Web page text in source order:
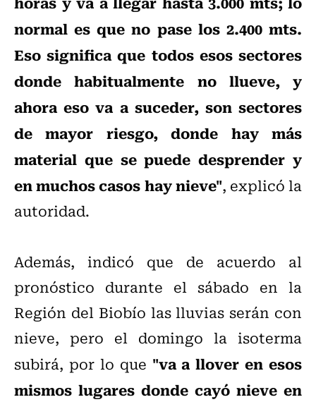
normal es que no pase los 2.400 mts.
Eso significa que todos esos sectores
donde habitualmente no llueve, y
ahora eso va a suceder, son sectores
de mayor riesgo, donde hay más
material que se puede desprender y
en muchos casos hay nieve", explicó la
autoridad.
Además, indicó que de acuerdo al
pronóstico durante el sábado en la
Región del Biobío las lluvias serán con
nieve, pero el domingo la isoterma
subirá, por lo que "va a llover en esos
mismos lugares donde cayó nieve en